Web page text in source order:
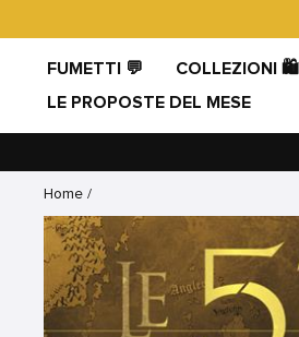
direttamente
contenuti
FUMETTI 💬 COLLEZIONI 🛍️
LE PROPOSTE DEL MESE
Home /